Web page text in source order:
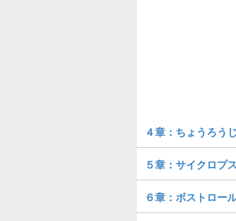
４章：ちょうろう
５章：サイクロプス
６章：ボストロー